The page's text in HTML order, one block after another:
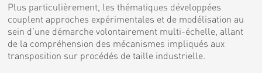
Plus particulièrement, les thématiques développées
couplent approches expérimentales et de modélisation au
sein d’une démarche volontairement multi-échelle, allant
de la compréhension des mécanismes impliqués aux
transposition sur procédés de taille industrielle.